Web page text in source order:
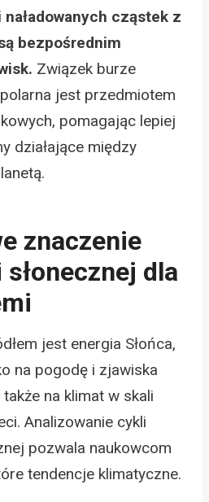
cząstek z
bezpośrednim
Związek burze
jest przedmiotem
pomagając lepiej
działające między
znaczenie
dla
jest energia Słońca,
na pogodę i zjawiska
na klimat w skali
Analizowanie cykli
pozwala naukowcom
tendencje klimatyczne.